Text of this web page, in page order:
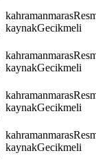
kahramanmaras
kaynakGecikmeli
kahramanmaras
kaynakGecikmeli
kahramanmaras
kaynakGecikmeli
kahramanmaras
kaynakGecikmeli